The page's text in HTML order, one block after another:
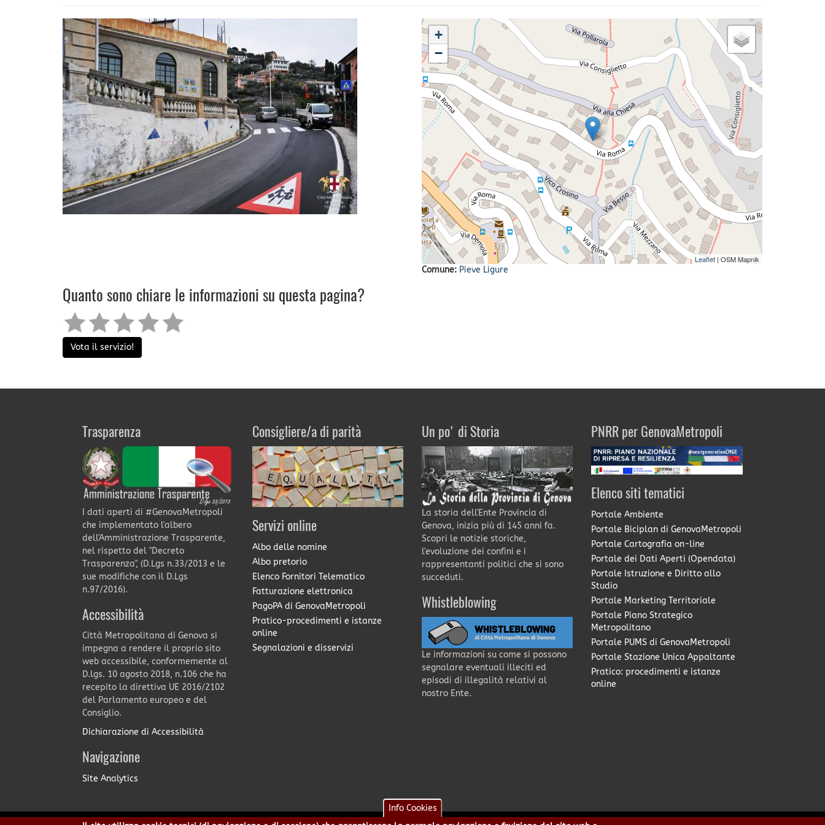
+
−
Leaflet | OSM Mapnik
Comune: Pieve Ligure
Quanto sono chiare le informazioni su questa pagina?
Vota il servizio!
Trasparenza
I dati aperti di #GenovaMetropoli
che implementato l'albero
dell'Amministrazione Trasparente,
nel rispetto del "Decreto
Trasparenza", (D.Lgs n.33/2013 e le
sue modifiche con il D.Lgs
n.97/2016).
Accessibilità
Città Metropolitana di Genova si
impegna a rendere il proprio sito
web accessibile, conformemente al
D.lgs. 10 agosto 2018, n.106 che ha
recepito la direttiva UE 2016/2102
del Parlamento europeo e del
Consiglio.
Dichiarazione di Accessibilità
Navigazione
Site Analytics
Consigliere/a di parità
Servizi online
Albo delle nomine
Albo pretorio
Elenco Fornitori Telematico
Fatturazione elettronica
PagoPA di GenovaMetropoli
Pratico-procedimenti e istanze
online
Segnalazioni e disservizi
Un po' di Storia
La storia dell'Ente Provincia di
Genova, inizia più di 145 anni fa.
Scopri le notizie storiche,
l'evoluzione dei confini e i
rappresentanti politici che si sono
succeduti.
Whistleblowing
Le informazioni su come si possono
segnalare eventuali illeciti ed
episodi di illegalità relativi al
nostro Ente.
PNRR per GenovaMetropoli
Elenco siti tematici
Portale Ambiente
Portale Biciplan di GenovaMetropoli
Portale Cartografia on-line
Portale dei Dati Aperti (Opendata)
Portale Istruzione e Diritto allo
Studio
Portale Marketing Territoriale
Portale Piano Strategico
Metropolitano
Portale PUMS di GenovaMetropoli
Portale Stazione Unica Appaltante
Pratico: procedimenti e istanze
online
Info Cookies